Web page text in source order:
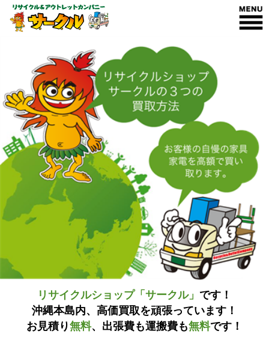
リサイクルショップ「サークル」 です！
沖縄本島内、高価買取を頑張っています！
お見積り無料、出張費も運搬費も無料です！